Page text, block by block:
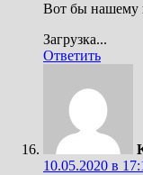
Вот бы нашему
Загрузка...
Ответить
10.05.2020 в